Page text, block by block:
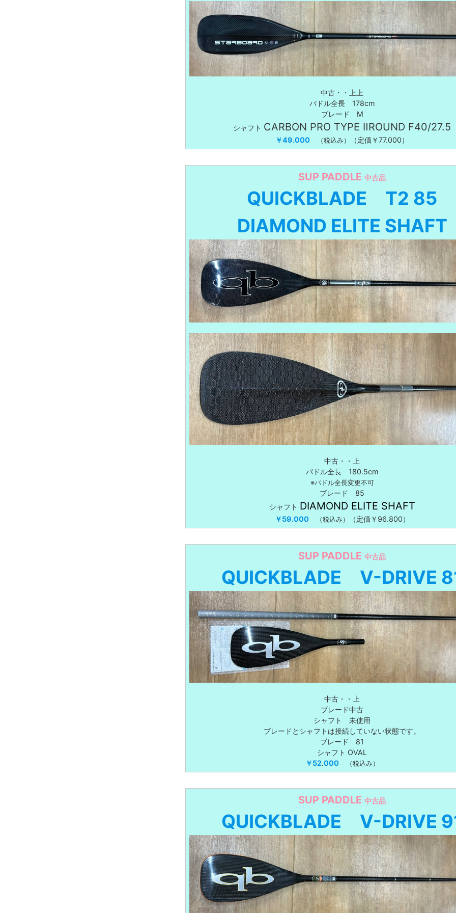
中古・・上上
パドル全長 178cm
ブレード M
シャフト CARBON PRO TYPE ⅡROUND F40/27.5
￥49.000 （税込み） （定価￥77.000）
SUP PADDLE 中古品
QUICKBLADE T2 85
DIAMOND ELITE SHAFT
中古・・上
パドル全長 180.5cm
※パドル全長変更不可
ブレード 85
シャフト DIAMOND ELITE SHAFT
￥59.000 （税込み） （定価￥96.800）
SUP PADDLE 中古品
QUICKBLADE V-DRIVE
中古・・上
ブレード中古
シャフト 未使用
ブレードとシャフトは接続していない状態です。
ブレード 81
シャフト OVAL
￥52.000 （税込み）
SUP PADDLE 中古品
QUICKBLADE V-DRIVE